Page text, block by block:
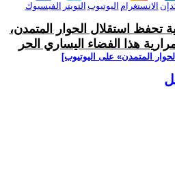
الفيسبوك التويتر اليوتيوب الانستغرام
تحفظ استقلال الحوار المتمدن،
هذا الفضاء اليساري الحر
المتمدن» على اليوتيوب]